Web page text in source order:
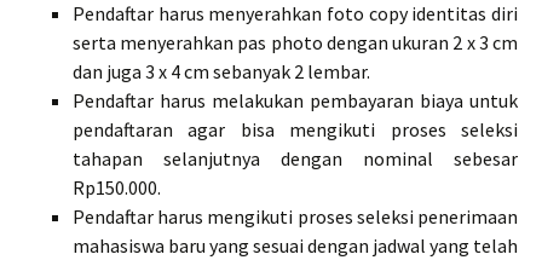
Pendaftar harus menyerahkan foto copy identitas diri
serta menyerahkan pas photo dengan ukuran 2 x 3 cm
dan juga 3 x 4 cm sebanyak 2 lembar.
Pendaftar harus melakukan pembayaran biaya untuk
pendaftaran agar bisa mengikuti proses seleksi
tahapan selanjutnya dengan nominal sebesar
Rp150.000.
Pendaftar harus mengikuti proses seleksi penerimaan
mahasiswa baru yang sesuai dengan jadwal yang telah